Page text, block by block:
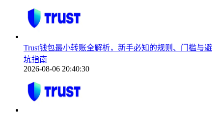
Trust钱包最小转账全解析，新手必知的规则、门槛与避
坑指南
2026-08-06 20:40:30